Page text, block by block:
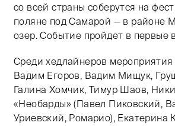
со всей страны соберутся на
поляне под Самарой — в районе
озер. Событие пройдет в первые
Среди хедлайнеров
Вадим Егоров, Вадим Мищук,
Галина Хомчик, Тимур Шаов,
«Необарды» (Павел Пиковский,
Уриевский, Ромарио), Екатерина